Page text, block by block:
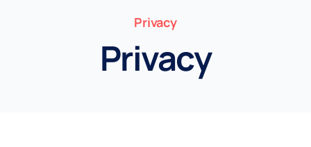
Chi siamo
Servizi
Calcola la rata
Privacy
Privacy